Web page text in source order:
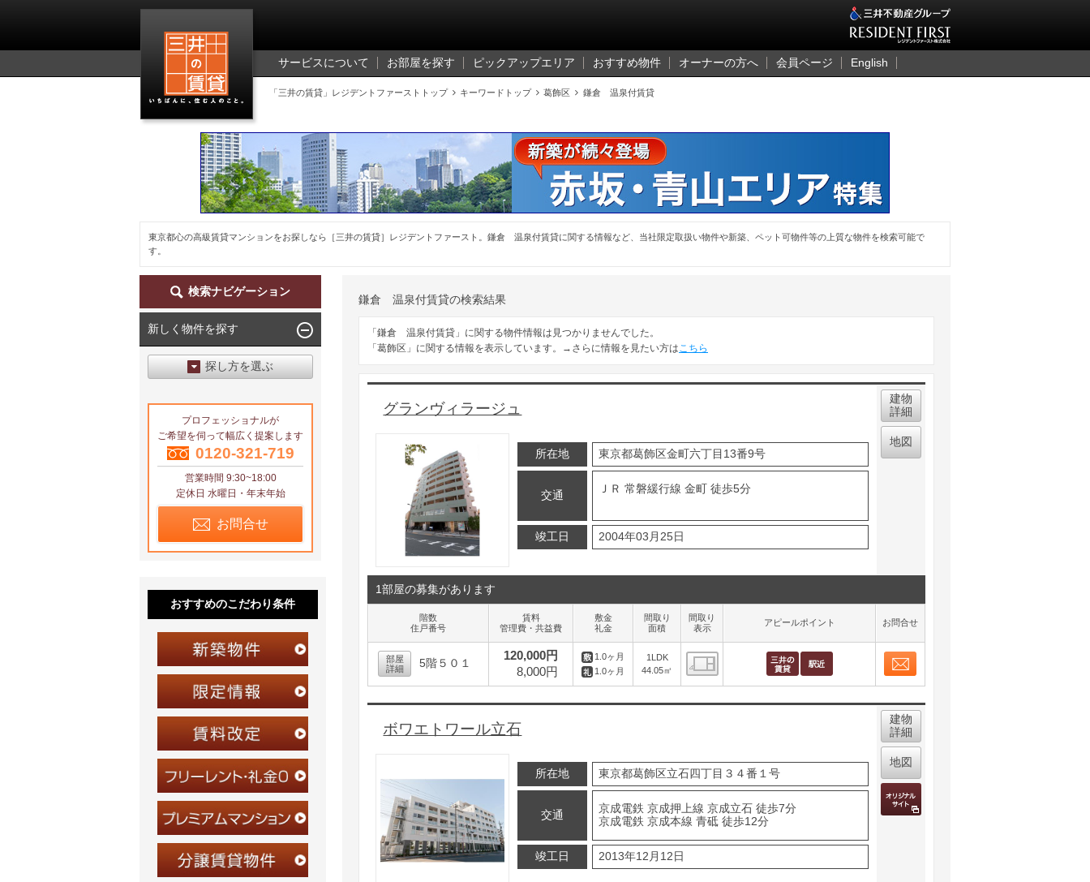
サービスについて お部屋を探す ピックアップエリア おすすめ物件 オーナーの方へ 会員ページ English
「三井の賃貸」レジデントファーストトップ  キーワードトップ  葛飾区  鎌倉 温泉付賃貸
東京都心の高級賃貸マンションをお探しなら［三井の賃貸］レジデントファースト。鎌倉 温泉付賃貸に関する情報など、当社限定取扱い物件や新築、ペット可物件等の上質な物件を検索可能で
す。
鎌倉 温泉付賃貸の検索結果
「鎌倉 温泉付賃貸」に関する物件情報は見つかりませんでした。
「葛飾区」に関する情報を表示しています。→さらに情報を見たい方はこちら
グランヴィラージュ
所在地 東京都葛飾区金町六丁目13番9号
交通
ＪＲ 常磐緩行線 金町 徒歩5分
竣工日 2004年03月25日
建物
詳細
地図
1部屋の募集があります
階数
住戸番号
賃料
管理費・共益費
敷金
礼金
間取り
面積
間取り
表示
アピールポイント お問合せ
部屋
詳細
5階５０１
120,000円
8,000円
1.0ヶ月
1.0ヶ月
1LDK
44.05㎡
間取り表示
ボワエトワール立石
所在地 東京都葛飾区立石四丁目３４番１号
交通
京成電鉄 京成押上線 京成立石 徒歩7分
京成電鉄 京成本線 青砥 徒歩12分
竣工日 2013年12月12日
建物
詳細
地図
検索ナビゲーション
新しく物件を探す
探し方を選ぶ
区から探す
地図から探す
沿線から探す
プロフェッショナルが
ご希望を伺って幅広く提案します
0120-321-719
営業時間 9:30~18:00
定休日 水曜日・年末年始
お問合せ
おすすめのこだわり条件